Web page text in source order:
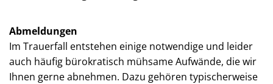
Abmeldungen
Im Trauerfall entstehen einige notwendige und leider
auch häufig bürokratisch mühsame Aufwände, die wir
Ihnen gerne abnehmen. Dazu gehören typischerweise